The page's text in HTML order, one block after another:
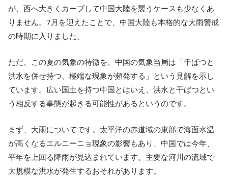
が、西へ大きくカーブして中国大陸を襲うケースも少なくあ
りません。7月を迎えたことで、中国大陸も本格的な大雨警戒
の時期に入りました。
ただ、この夏の気象の特徴を、中国の気象当局は「干ばつと
洪水を併せ持つ、極端な現象が頻発する」という見解を示し
ています。広い国土を持つ中国とはいえ、洪水と干ばつとい
う相反する事態が起きる可能性があるというのです。
まず、大雨についてです。太平洋の赤道域の東部で海面水温
が高くなるエルニーニョ現象の影響もあり、中国では今年、
平年を上回る降雨が見込まれています。主要な河川の流域で
大規模な洪水が発生するおそれがあります。